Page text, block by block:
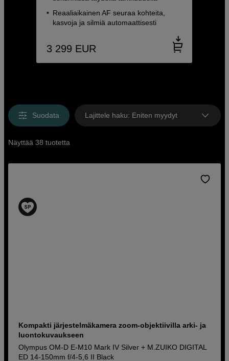
Reaaliaikainen AF seuraa kohteita,
kasvoja ja silmiä automaattisesti
3 299 EUR
Suodata Lajittele haku: Eniten myydyt
Näyttää 38 tuotetta
Kompakti järjestelmäkamera zoom-objektiivilla arki- ja
luontokuvaukseen
Olympus OM-D E-M10 Mark IV Silver + M.ZUIKO DIGITAL
ED 14-150mm f/4-5,6 II Black